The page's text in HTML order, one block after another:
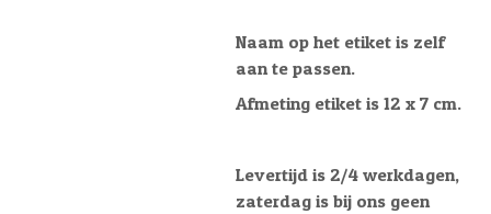
Naam op het etiket is zelf
aan te passen.
Afmeting etiket is 12 x 7 cm.
Levertijd is 2/4 werkdagen,
zaterdag is bij ons geen